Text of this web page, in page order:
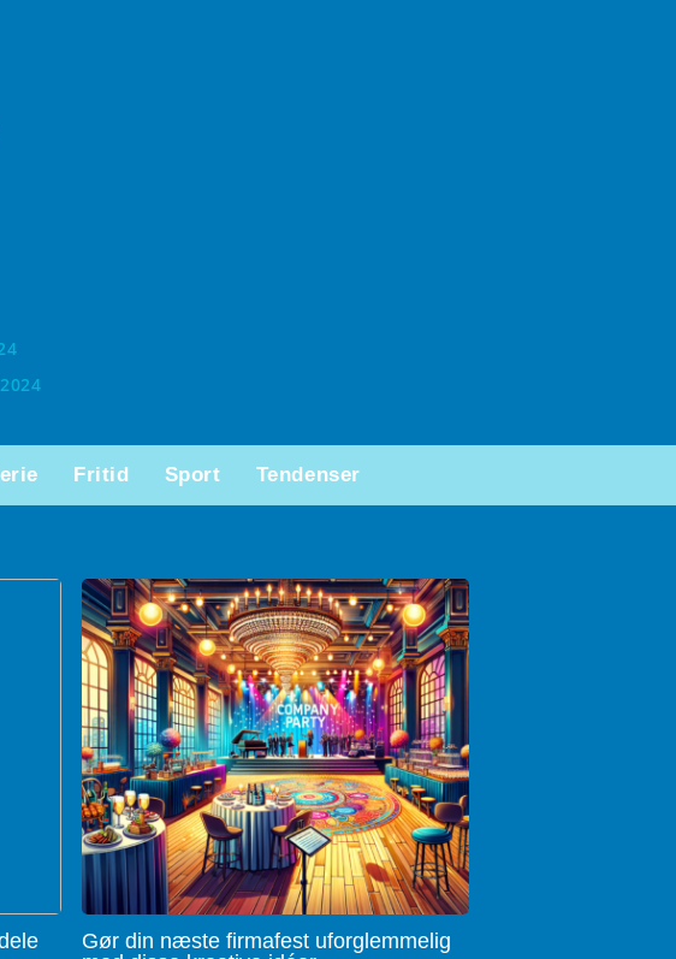
Fritid Sport Tendenser
Gør din næste firmafest uforglemmelig